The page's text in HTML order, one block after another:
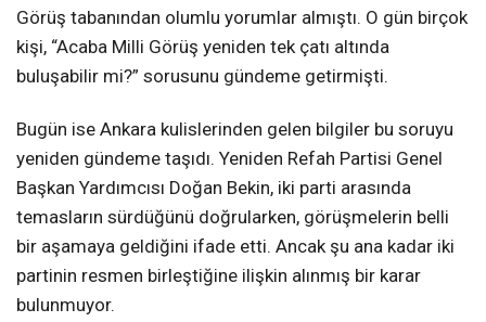
Görüş tabanından olumlu yorumlar almıştı. O gün birçok
kişi, “Acaba Milli Görüş yeniden tek çatı altında
buluşabilir mi?” sorusunu gündeme getirmişti.
Bugün ise Ankara kulislerinden gelen bilgiler bu soruyu
yeniden gündeme taşıdı. Yeniden Refah Partisi Genel
Başkan Yardımcısı Doğan Bekin, iki parti arasında
temasların sürdüğünü doğrularken, görüşmelerin belli
bir aşamaya geldiğini ifade etti. Ancak şu ana kadar iki
partinin resmen birleştiğine ilişkin alınmış bir karar
bulunmuyor.